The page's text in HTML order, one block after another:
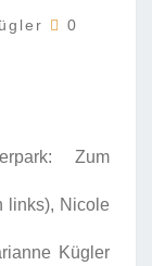
0
Zum
links), Nicole
Kügler